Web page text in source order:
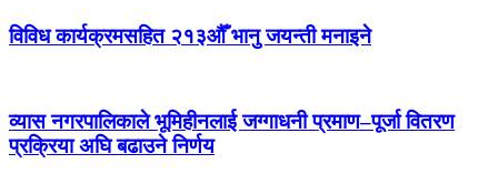
विविध कार्यक्रमसहित २१३औँ भानु जयन्ती मनाइने
व्यास नगरपालिकाले भूमिहीनलाई जग्गाधनी प्रमाण–पूर्जा वितरण
प्रक्रिया अघि बढाउने निर्णय